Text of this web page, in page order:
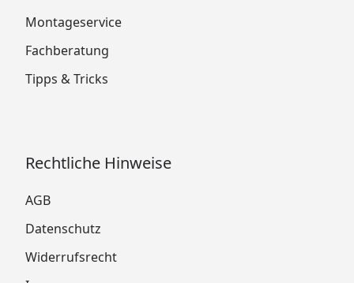
Montageservice
Fachberatung
Tipps & Tricks
Rechtliche Hinweise
AGB
Datenschutz
Widerrufsrecht